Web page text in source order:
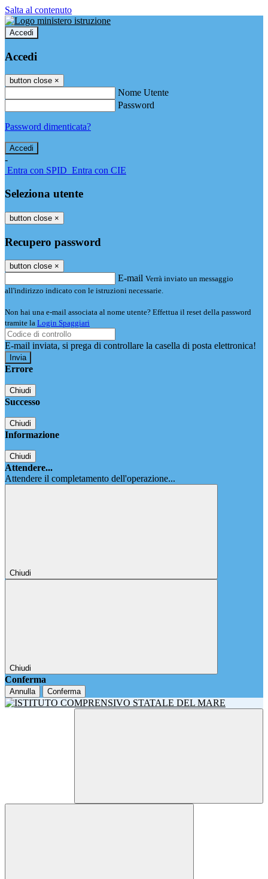
Salta al contenuto
Accedi
Accedi
button close ×
Nome Utente
Password
Password dimenticata?
-
Entra con SPID Entra con CIE
Seleziona utente
button close ×
Recupero password
button close ×
E-mail Verrà inviato un messaggio
all'indirizzo indicato con le istruzioni necessarie.
Non hai una e-mail associata al nome utente? Effettua il reset della password
tramite la Login Spaggiari
E-mail inviata, si prega di controllare la casella di posta elettronica!
Errore
Chiudi
Successo
Chiudi
Informazione
Chiudi
Attendere...
Attendere il completamento dell'operazione...
Chiudi
Chiudi
Conferma
Annulla Conferma